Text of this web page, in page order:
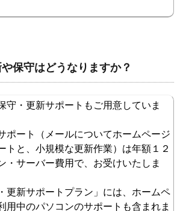
保守はどうなりますか？
守・更新サポートもご用意していま
ポート（メールについてホームページ
トと、小規模な更新作業）は年額１２
・サーバー費用で、お受けいたしま
更新サポートプラン」には、ホームペ
用中のパソコンのサポートも含まれま